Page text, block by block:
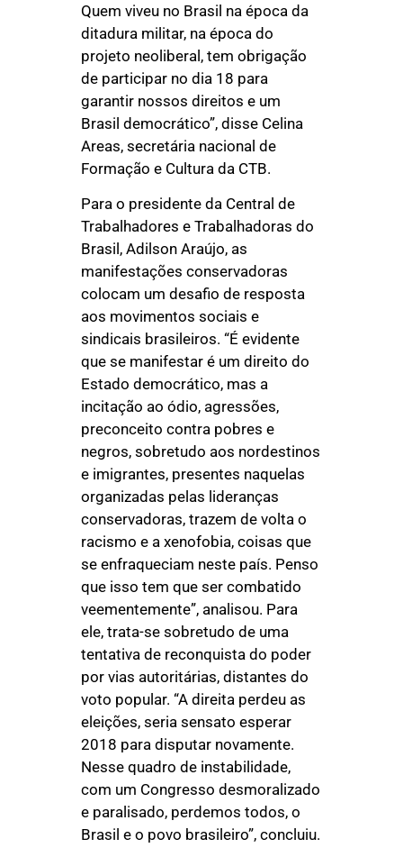
Quem viveu no Brasil na época da
ditadura militar, na época do
projeto neoliberal, tem obrigação
de participar no dia 18 para
garantir nossos direitos e um
Brasil democrático”, disse Celina
Areas, secretária nacional de
Formação e Cultura da CTB.
Para o presidente da Central de
Trabalhadores e Trabalhadoras do
Brasil, Adilson Araújo, as
manifestações conservadoras
colocam um desafio de resposta
aos movimentos sociais e
sindicais brasileiros. “É evidente
que se manifestar é um direito do
Estado democrático, mas a
incitação ao ódio, agressões,
preconceito contra pobres e
negros, sobretudo aos nordestinos
e imigrantes, presentes naquelas
organizadas pelas lideranças
conservadoras, trazem de volta o
racismo e a xenofobia, coisas que
se enfraqueciam neste país. Penso
que isso tem que ser combatido
veementemente”, analisou. Para
ele, trata-se sobretudo de uma
tentativa de reconquista do poder
por vias autoritárias, distantes do
voto popular. “A direita perdeu as
eleições, seria sensato esperar
2018 para disputar novamente.
Nesse quadro de instabilidade,
com um Congresso desmoralizado
e paralisado, perdemos todos, o
Brasil e o povo brasileiro”, concluiu.